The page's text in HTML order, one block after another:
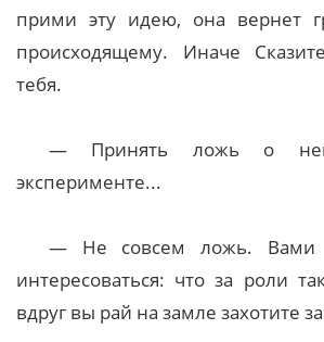
прими эту идею, она вернет
происходящему. Иначе
тебя.
— Принять ложь о
эксперименте...
— Не совсем ложь. Вами
интересоваться: что за роли
вдруг вы рай на замле захотите